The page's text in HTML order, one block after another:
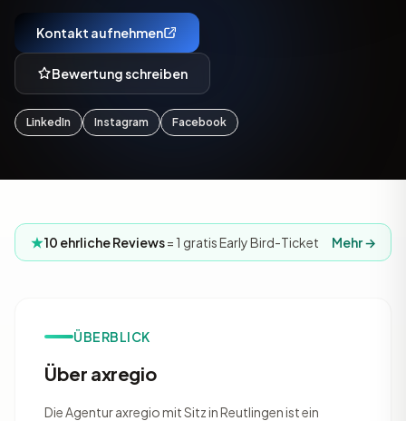
Kontakt aufnehmen
Bewertung schreiben
LinkedIn Instagram Facebook
10 ehrliche Reviews= 1 gratis Early Bird-Ticket Mehr →
ÜBERBLICK
Über axregio
Die Agentur axregio mit Sitz in Reutlingen ist ein